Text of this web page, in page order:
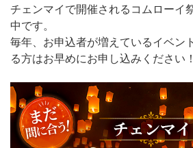
チェンマイで開催されるコムローイ
中です。
毎年、お申込者が増えているイベン
る方はお早めにお申し込みください！